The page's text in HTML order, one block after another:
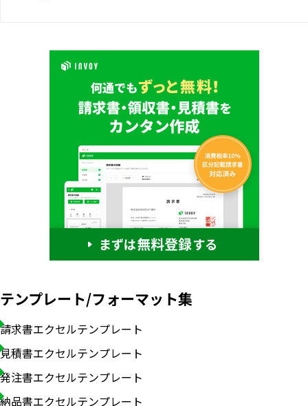
テンプレート/フォーマット集
請求書エクセルテンプレート
見積書エクセルテンプレート
発注書エクセルテンプレート
納品書エクセルテンプレート